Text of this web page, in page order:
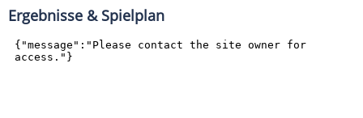
Ergebnisse & Spielplan